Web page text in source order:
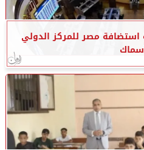
استضافة مصر للمركز الدولي